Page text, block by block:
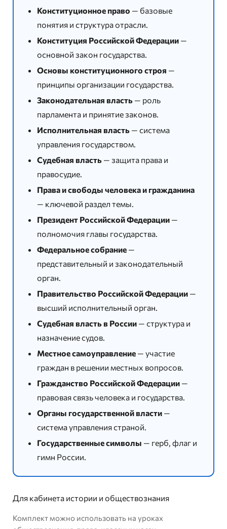
Конституционное право — базовые
понятия и структура отрасли.
Конституция Российской Федерации —
основной закон государства.
Основы конституционного строя —
принципы организации государства.
Законодательная власть — роль
парламента и принятие законов.
Исполнительная власть — система
управления государством.
Судебная власть — защита права и
правосудие.
Права и свободы человека и гражданина
— ключевой раздел темы.
Президент Российской Федерации —
полномочия главы государства.
Федеральное собрание —
представительный и законодательный
орган.
Правительство Российской Федерации —
высший исполнительный орган.
Судебная власть в России — структура и
назначение судов.
Местное самоуправление — участие
граждан в решении местных вопросов.
Гражданство Российской Федерации —
правовая связь человека и государства.
Органы государственной власти —
система управления страной.
Государственные символы — герб, флаг и
гимн России.
Для кабинета истории и обществознания
Комплект можно использовать на уроках